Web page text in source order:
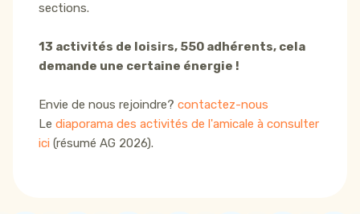
sections.
13 activités de loisirs, 550 adhérents, cela
demande une certaine énergie !
Envie de nous rejoindre? contactez-nous
Le diaporama des activités de l'amicale à consulter
ici (résumé AG 2026).